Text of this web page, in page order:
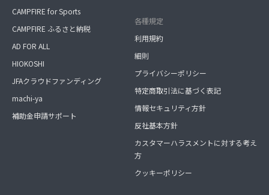
CAMPFIRE for Sports
CAMPFIRE ふるさと納税
AD FOR ALL
HIOKOSHI
JFAクラウドファンディング
machi-ya
補助金申請サポート
各種規定
利用規約
細則
プライバシーポリシー
特定商取引法に基づく表記
情報セキュリティ方針
反社基本方針
カスタマーハラスメントに対する考え
方
クッキーポリシー